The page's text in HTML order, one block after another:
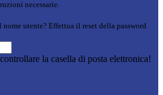
necessarie.
utente? Effettua il reset della password
la casella di posta elettronica!